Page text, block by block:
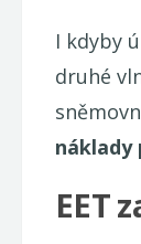
I kdyby
druhé
náklady
EET